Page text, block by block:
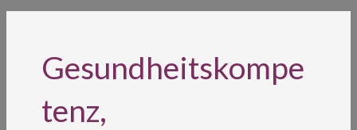
Gesundheitskompe
tenz,